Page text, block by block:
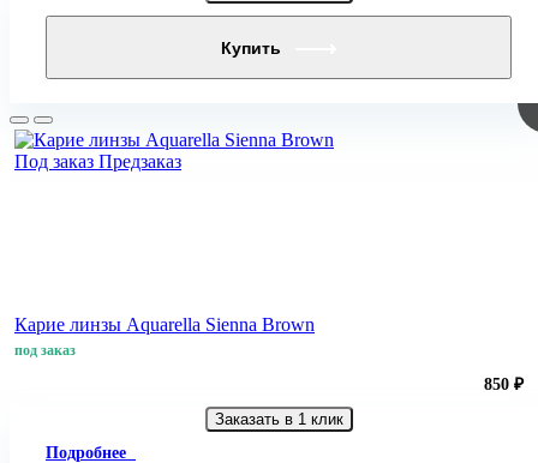
Под заказ Предзаказ
Карие линзы Aquarella Sienna Brown
под заказ
850 ₽
Заказать в 1 клик
Подробнее